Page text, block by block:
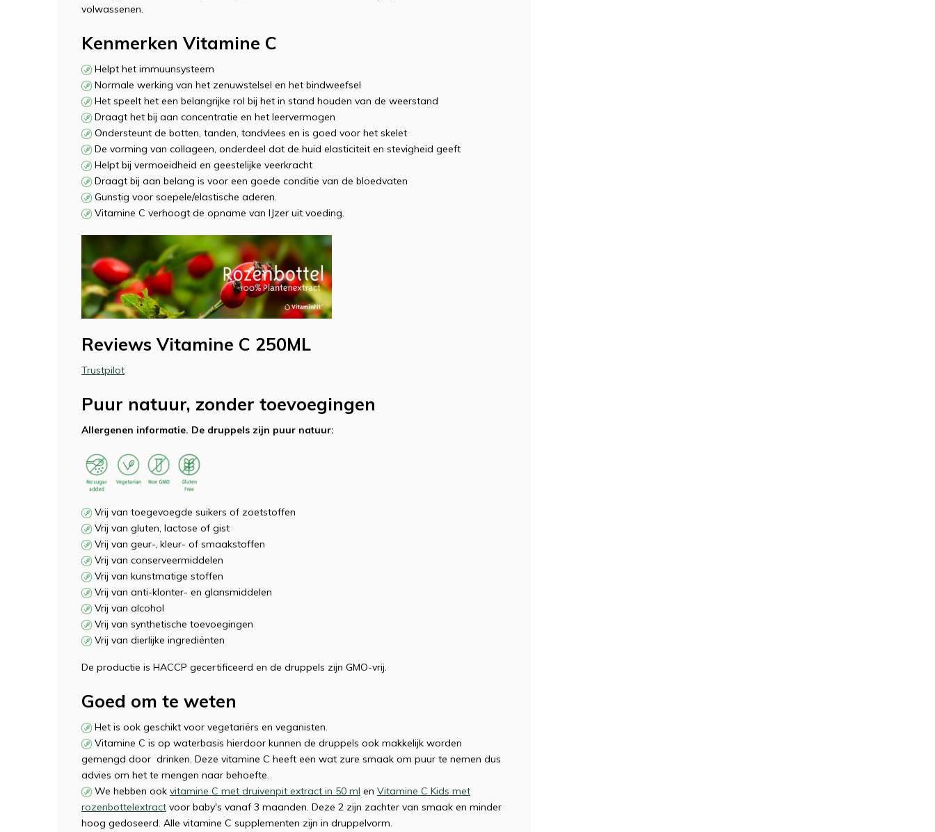
volwassenen.
Kenmerken Vitamine C
Helpt het immuunsysteem
Normale werking van het zenuwstelsel en het bindweefsel
Het speelt het een belangrijke rol bij het in stand houden van de weerstand
Draagt het bij aan concentratie en het leervermogen
Ondersteunt de botten, tanden, tandvlees en is goed voor het skelet
De vorming van collageen, onderdeel dat de huid elasticiteit en stevigheid geeft
Helpt bij vermoeidheid en geestelijke veerkracht
Draagt bij aan belang is voor een goede conditie van de bloedvaten
Gunstig voor soepele/elastische aderen.
Vitamine C verhoogt de opname van IJzer uit voeding.
Reviews Vitamine C 250ML
Trustpilot
Puur natuur, zonder toevoegingen
Allergenen informatie. De druppels zijn puur natuur:
Vrij van toegevoegde suikers of zoetstoffen
Vrij van gluten, lactose of gist
Vrij van geur-, kleur- of smaakstoffen
Vrij van conserveermiddelen
Vrij van kunstmatige stoffen
Vrij van anti-klonter- en glansmiddelen
Vrij van alcohol
Vrij van synthetische toevoegingen
Vrij van dierlijke ingrediënten
De productie is HACCP gecertificeerd en de druppels zijn GMO-vrij.
Goed om te weten
Het is ook geschikt voor vegetariërs en veganisten.
Vitamine C is op waterbasis hierdoor kunnen de druppels ook makkelijk worden
gemengd door drinken. Deze vitamine C heeft een wat zure smaak om puur te nemen dus
advies om het te mengen naar behoefte.
We hebben ook vitamine C met druivenpit extract in 50 ml en Vitamine C Kids met
rozenbottelextract voor baby's vanaf 3 maanden. Deze 2 zijn zachter van smaak en minder
hoog gedoseerd. Alle vitamine C supplementen zijn in druppelvorm.